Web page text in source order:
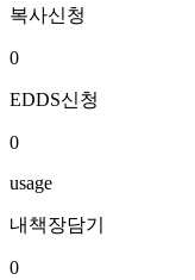
복사신청
0
EDDS신청
0
usage
내책장담기
0